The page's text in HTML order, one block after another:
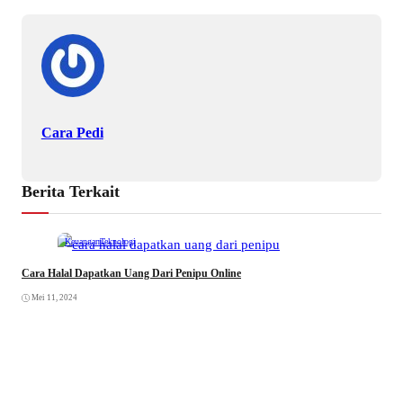
Cara Pedi
Berita Terkait
KeuanganTeknologi
Cara Halal Dapatkan Uang Dari Penipu Online
Mei 11, 2024